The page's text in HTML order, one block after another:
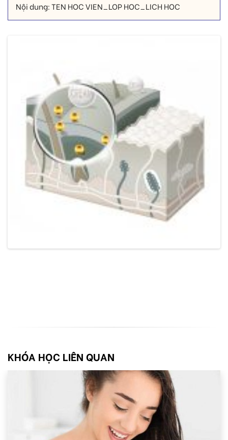
Nội dung: TEN HOC VIEN_LOP HOC_LICH HOC
KHÓA HỌC LIÊN QUAN